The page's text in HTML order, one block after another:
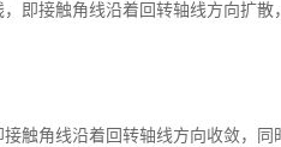
即接触角线沿着回转轴线方向扩
触角线沿着回转轴线方向收敛，